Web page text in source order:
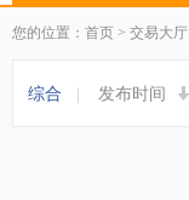
您的位置：首页 > 交易大厅
综合 发布时间